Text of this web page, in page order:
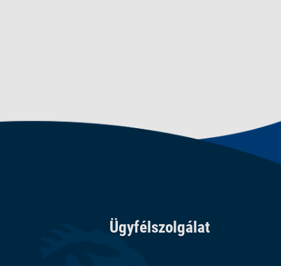
a halak és növények számára. A Tetra
Ügyfélszolgálat